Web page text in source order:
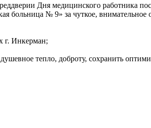
Дня медицинского работника
больница № 9» за чуткое,
г. Инкерман;
тепло, доброту, сохранить